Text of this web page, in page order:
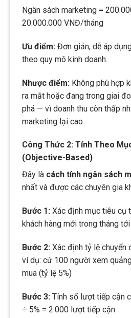
Ngân sách marketing =
20.000.000 VNĐ/tháng
Ưu điểm: Đơn giản, dễ áp
theo quy mô kinh doanh.
Nhược điểm: Không phù hợp
ra mắt hoặc đang trong giai
phá — vì doanh thu còn thấp
marketing lại cao.
Công Thức 2: Tính Theo
(Objective-Based)
Đây là cách tính ngân sách
nhất và được các chuyên gia
Bước 1: Xác định mục tiêu cụ
khách hàng mới trong tháng tới
Bước 2: Xác định tỷ lệ
ví dụ: cứ 100 người xem
mua (tỷ lệ 5%)
Bước 3: Tính số lượt tiếp cận
÷ 5% = 2.000 lượt tiếp cận